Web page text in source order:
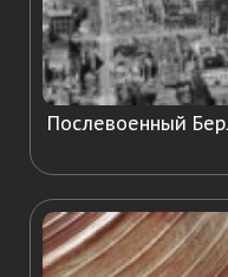
Послевоенный